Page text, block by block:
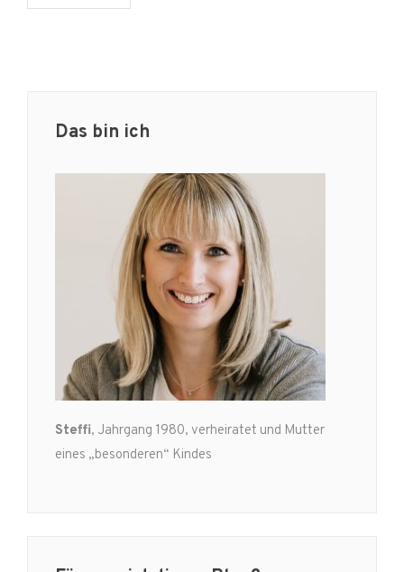
Das bin ich
Steffi, Jahrgang 1980, verheiratet und Mutter
eines „besonderen“ Kindes